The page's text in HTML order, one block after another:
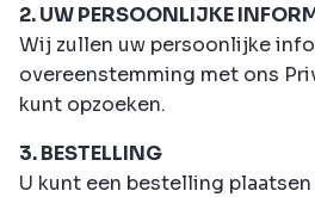
2. UW PERSOONLIJKE
Wij zullen uw persoonlijke
overeenstemming met ons
kunt opzoeken.
3. BESTELLING
U kunt een bestelling